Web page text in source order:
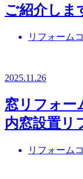
ご紹介しま
リフォーム
2025.11.26
窓リフォー
内窓設置リ
リフォーム